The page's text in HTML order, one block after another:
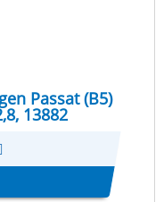
Passat (B5)
13882